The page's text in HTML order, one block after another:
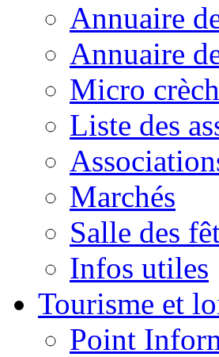
Annuaire
Annuaire
Micro
Liste des
Marchés
Salle des
Infos utiles
Tourisme et
Point